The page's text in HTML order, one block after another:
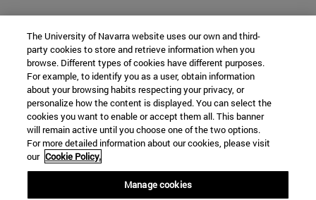
The University of Navarra website uses our own and third-
party cookies to store and retrieve information when you
browse. Different types of cookies have different purposes.
For example, to identify you as a user, obtain information
about your browsing habits respecting your privacy, or
personalize how the content is displayed. You can select the
cookies you want to enable or accept them all. This banner
will remain active until you choose one of the two options.
For more detailed information about our cookies, please visit
our Cookie Policy.
Manage cookies